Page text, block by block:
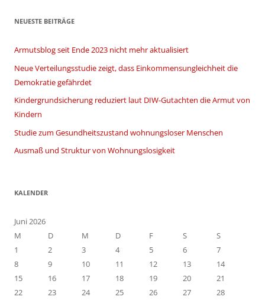
NEUESTE BEITRÄGE
Armutsblog seit Ende 2023 nicht mehr aktualisiert
Neue Verteilungsstudie zeigt, dass Einkommensungleichheit die
Demokratie gefährdet
Kindergrundsicherung reduziert laut DIW-Gutachten die Armut von
Kindern
Studie zum Gesundheitszustand wohnungsloser Menschen
Ausmaß und Struktur von Wohnungslosigkeit
KALENDER
Juni 2026
M
D M D F S
S
1
2 3 4 5 6
7
8
9 10 11 12 13
14
15
16 17 18 19 20
21
22
23 24 25 26 27
28